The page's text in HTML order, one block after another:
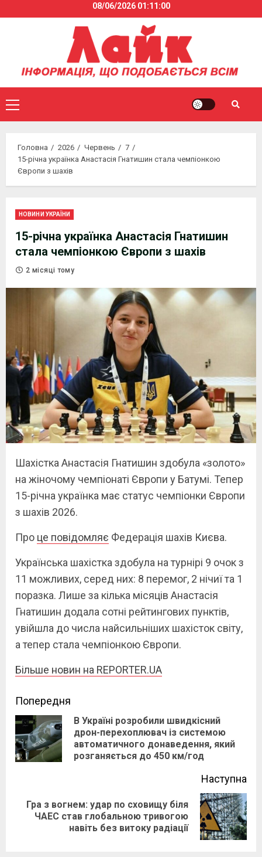
to
08/06/2026 01:11:01
Primary
Menu
Головна 2026 Червень
7
15-річна українка Анастасія Гнатишин стала чемпіонкою
Європи з шахів
НОВИНИ УКРАЇНИ
15-річна українка Анастасія Гнатишин
стала чемпіонкою Європи з шахів
2 місяці тому
Шахістка Анастасія Гнатишин здобула «золото»
на жіночому чемпіонаті Європи у Батумі. Тепер
15-річна українка має статус чемпіонки Європи
з шахів 2026.
Про це повідомляє Федерація шахів Києва.
Українська шахістка здобула на турнірі 9 очок з
11 можливих, серед них: 8 перемог, 2 нічиї та 1
поразка. Лише за кілька місяців Анастасія
Гнатишин додала сотні рейтингових пунктів,
увійшла до числа найсильніших шахісток світу,
а тепер стала чемпіонкою Європи.
Більше новин на REPORTER.UA
Continue
Reading
Попередня
В Україні розробили швидкісний
дрон-перехоплювач із системою
автоматичного донаведення, який
розганяється до 450 км/год
Наступна
Next
Гра з вогнем: удар по сховищу біля
ЧАЕС став глобальною тривогою
навіть без витоку радіації